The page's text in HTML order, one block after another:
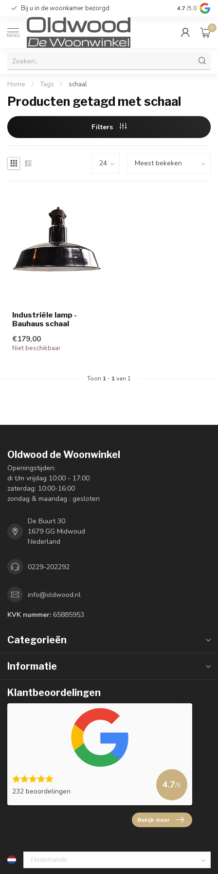
Bij u in de woonkamer bezorgd Kwaliteit &
4.7 /5.0
MENU
0
Home / Tags / schaal
Producten getagd met schaal
Filters
Industriële lamp -
Bauhaus schaal
€179,00
Niet beschikbaar
Toon 1 - 1van 1
Oldwood de Woonwinkel
Openingstijden:
di t/m vrijdag 10:00 - 17:00
zaterdag: 10:00-16:00
zondag & maandag : gesloten
De Buurt 30
1679 GG Midwoud
Nederland
0229-202292
info@oldwood.nl
KVK nummer: 65885953
Categorieën
Informatie
Klantbeoordelingen
232 beoordelingen
4.7/5
Bekijk meer